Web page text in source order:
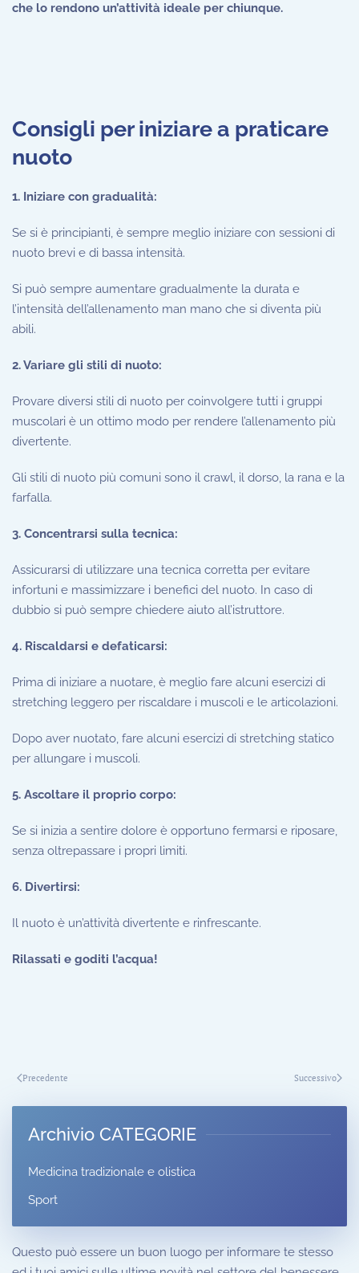
che lo rendono un’attività ideale per chiunque.
Consigli per iniziare a praticare
nuoto
1. Iniziare con gradualità:
Se si è principianti, è sempre meglio iniziare con sessioni di
nuoto brevi e di bassa intensità.
Si può sempre aumentare gradualmente la durata e
l’intensità dell’allenamento man mano che si diventa più
abili.
2. Variare gli stili di nuoto:
Provare diversi stili di nuoto per coinvolgere tutti i gruppi
muscolari è un ottimo modo per rendere l’allenamento più
divertente.
Gli stili di nuoto più comuni sono il crawl, il dorso, la rana e la
farfalla.
3. Concentrarsi sulla tecnica:
Assicurarsi di utilizzare una tecnica corretta per evitare
infortuni e massimizzare i benefici del nuoto. In caso di
dubbio si può sempre chiedere aiuto all’istruttore.
4. Riscaldarsi e defaticarsi:
Prima di iniziare a nuotare, è meglio fare alcuni esercizi di
stretching leggero per riscaldare i muscoli e le articolazioni.
Dopo aver nuotato, fare alcuni esercizi di stretching statico
per allungare i muscoli.
5. Ascoltare il proprio corpo:
Se si inizia a sentire dolore è opportuno fermarsi e riposare,
senza oltrepassare i propri limiti.
6. Divertirsi:
Il nuoto è un’attività divertente e rinfrescante.
Rilassati e goditi l’acqua!
Precedente Successivo
Archivio CATEGORIE
Medicina tradizionale e olistica
Sport
Questo può essere un buon luogo per informare te stesso